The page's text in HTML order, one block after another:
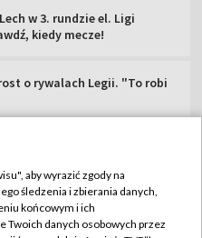
w 3. rundzie el. Ligi
kiedy mecze!
o rywalach Legii. "To robi
TVP
TVP
aby wyrazić zgody na
śledzenia i zbierania danych,
końcowym i ich
Twoich danych osobowych przez